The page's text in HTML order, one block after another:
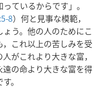
ているからです」。
8）何と見事な模範，
う。他の人のためにこ
これ以上の苦しみを受
がこれより大きな富，
の命より大きな富を得
。